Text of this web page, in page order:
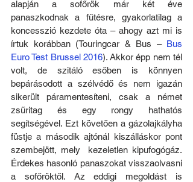
alapján a sofőrök már két éve
panaszkodnak a fűtésre, gyakorlatilag a
koncesszió kezdete óta – ahogy azt mi is
írtuk korábban (Touringcar & Bus – Bus
Euro Test Brussel 2016). Akkor épp nem tél
volt, de szitáló esőben is könnyen
bepárásodott a szélvédő és nem igazán
sikerült páramentesíteni, csak a német
zsűritag és egy rongy hathatós
segítségével. Ezt követően a gázolajkályha
füstje a második ajtónál kiszálláskor pont
szembejött, mely  kezeletlen kipufogógáz.
Érdekes hasonló panaszokat visszaolvasni
a sofőröktől. Az eddigi megoldást is